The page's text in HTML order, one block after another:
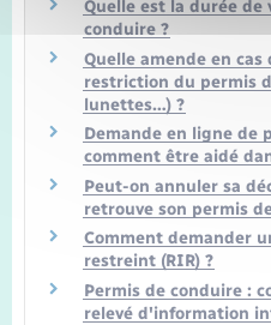
Quelle est la durée
conduire ?
Quelle amende en
restriction du permis
lunettes…) ?
Demande en ligne de
comment être aidé
Peut-on annuler sa
retrouve son permis
Comment demander
restreint (RIR) ?
Permis de conduire :
relevé d'information